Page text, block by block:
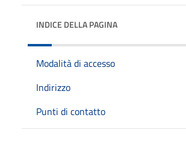
INDICE DELLA PAGINA
Modalità di accesso
Indirizzo
Punti di contatto